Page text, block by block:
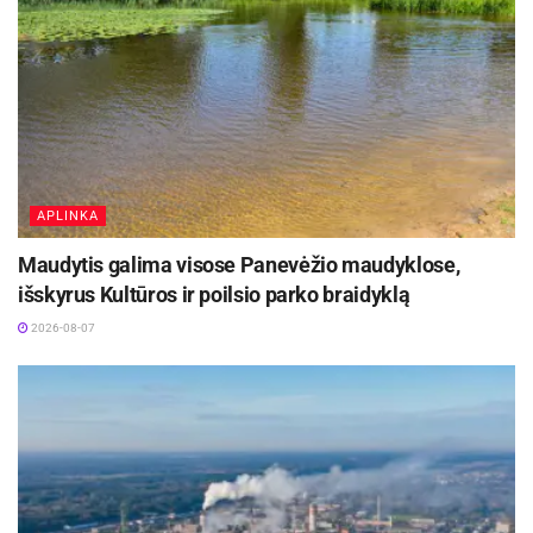
centimetrų aukščio tašą, imituojant ant
važiuojamosios kelio dalies esančią kliūtį“, –
teigia „INHUS Engineering“ bendrovės
Ekspertizių skyriaus vadovas Eugenijus Gudonis,
kuriam talkino kolegos Edvinas Venckus, Gintarė
Blažonytė ir Neda Paušaitė.
Bandymo metu nustatyta, kad gauti rezultatai
sąlyginai gerai atitiko teorinius skaičiavimus ir
galiojančių projektavimo normų reikalavimus.
„Kaip ir visada po bandymų vyksta
leidžia skaičiavimų modelį suderinti pagal
natūrinius bandymo rezultatus, – priduria E.
APLINKA
Maudytis galima visose Panevėžio maudyklose,
išskyrus Kultūros ir poilsio parko braidyklą
2026-08-07